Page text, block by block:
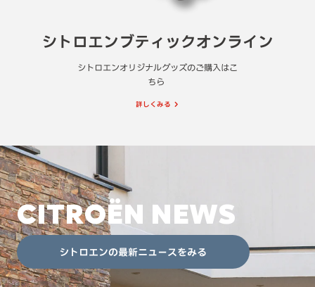
シトロエンブティックオンライン
シトロエンオリジナルグッズのご購入はこ
ちら
詳しくみる
CITROËN NEWS
シトロエンの最新ニュースをみる